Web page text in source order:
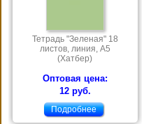
Тетрадь "Зеленая" 18
листов, линия, А5
(Хатбер)
Оптовая цена:
12 руб.
Подробнее